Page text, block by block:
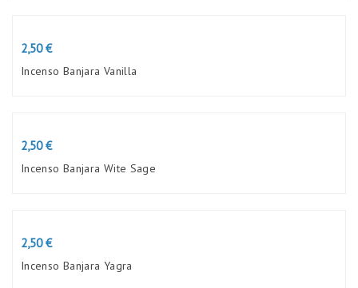
Preço
2,50 €
Incenso Banjara Vanilla
Preço
2,50 €
Incenso Banjara Wite Sage
Preço
2,50 €
Incenso Banjara Yagra